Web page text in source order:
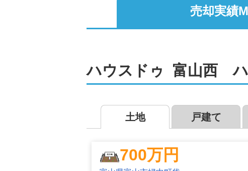
売却実績
3
2
ハウスドゥ  富山西　
土地 戸建て
700万円